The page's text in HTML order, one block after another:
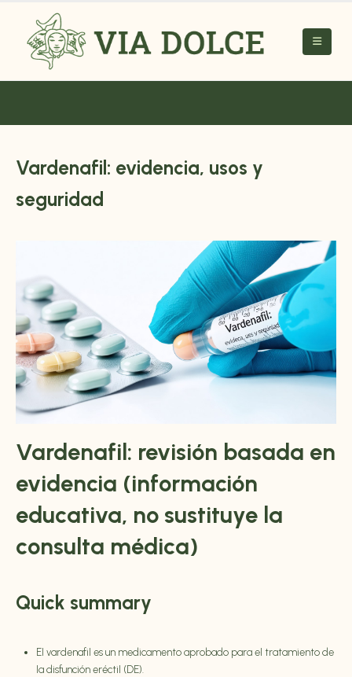
Vardenafil: evidencia, usos y
seguridad
Vardenafil: revisión basada en
evidencia (información
educativa, no sustituye la
consulta médica)
Quick summary
El vardenafil es un medicamento aprobado para el tratamiento de
la disfunción eréctil (DE).